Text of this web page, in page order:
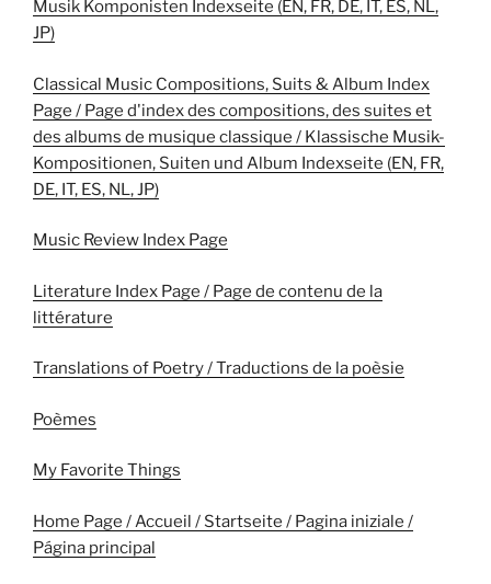
Musik Komponisten Indexseite (EN, FR, DE, IT, ES, NL,
JP)
Classical Music Compositions, Suits & Album Index
Page / Page d'index des compositions, des suites et
des albums de musique classique / Klassische Musik-
Kompositionen, Suiten und Album Indexseite (EN, FR,
DE, IT, ES, NL, JP)
Music Review Index Page
Literature Index Page / Page de contenu de la
littérature
Translations of Poetry / Traductions de la poèsie
Poèmes
My Favorite Things
Home Page / Accueil / Startseite / Pagina iniziale /
Página principal